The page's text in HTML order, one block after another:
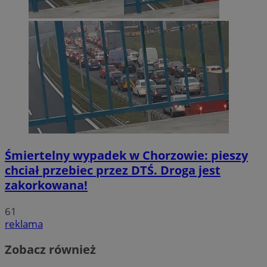
Śmiertelny wypadek w Chorzowie: pieszy
chciał przebiec przez DTŚ. Droga jest
zakorkowana!
61
reklama
Zobacz również